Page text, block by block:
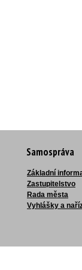
Samospráva
Základní
Zastupitelstvo
Rada města
Vyhlášky a